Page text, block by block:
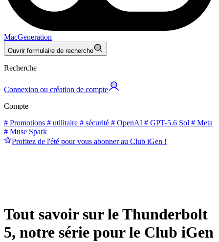
MacGeneration
Ouvrir formulaire de recherche
Recherche
Connexion ou création de compte
Compte
# Promotions # utilitaire # sécurité # OpenAI # GPT-5.6 Sol # Meta
# Muse Spark
Profitez de l'été pour vous abonner au Club iGen !
Tout savoir sur le Thunderbolt
5, notre série pour le Club iGen